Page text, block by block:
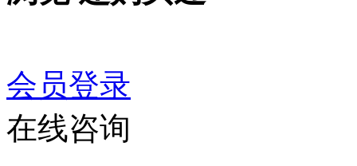
会员登录
在线咨询